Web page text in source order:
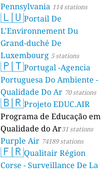
Pennsylvania 114 stations
🇱🇺Portail De
L'Environnement Du
Grand-duché De
Luxembourg 5 stations
🇵🇹Portugal -Agencia
Portuguesa Do Ambiente -
Qualidade Do Ar 70 stations
🇧🇷Projeto EDUC.AIR
Programa de Educação em
Qualidade do Ar31 stations
Purple Air 74189 stations
🇫🇷Qualitair Région
Corse - Surveillance De La